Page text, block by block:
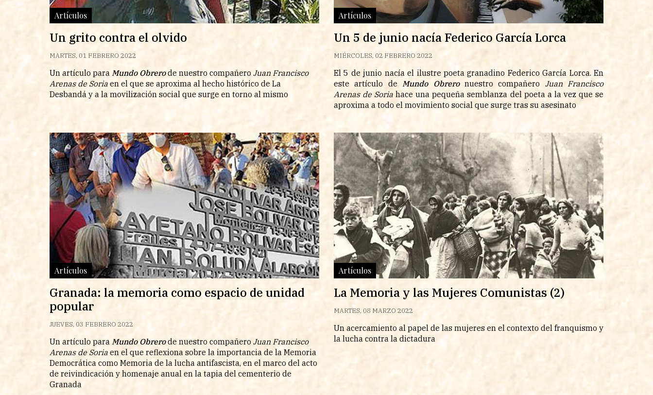
Artículos
Un grito contra el olvido
MARTES, 01 FEBRERO 2022
Un artículo para Mundo Obrerode nuestro compañero Juan Francisco
Arenas de Soria en el que se aproxima al hecho histórico de La
Desbandá y a la movilización social que surge en torno al mismo
Artículos
Un 5 de junio nacía Federico García Lorca
MIÉRCOLES, 02 FEBRERO 2022
El 5 de junio nacía el ilustre poeta granadino Federico García Lorca. En
este artículo de Mundo Obreronuestro compañero Juan Francisco
Arenas de Soriahace una pequeña semblanza del poeta a la vez que se
aproxima a todo el movimiento social que surge tras su asesinato
Artículos
Granada: la memoria como espacio de unidad
popular
JUEVES, 03 FEBRERO 2022
Un artículo para Mundo Obrerode nuestro compañero Juan Francisco
Arenas de Soria en el que reflexiona sobre la importancia de la Memoria
Democrática como Memoria de la lucha antifascista, en el marco del acto
de reivindicación y homenaje anual en la tapia del cementerio de
Granada
Artículos
La Memoria y las Mujeres Comunistas (2)
MARTES, 08 MARZO 2022
Un acercamiento al papel de las mujeres en el contexto del franquismo y
la lucha contra la dictadura